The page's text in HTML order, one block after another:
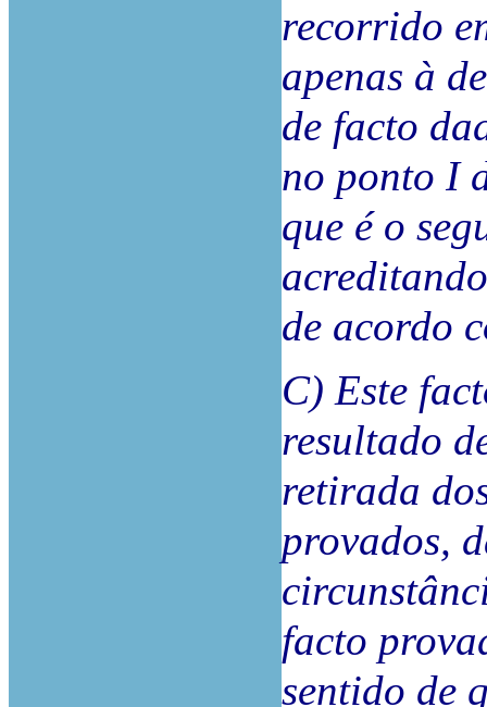
recorrido
apenas à
de facto
no ponto I
que é o
de acordo
C) Este
resultado
retirada
provados,
facto
sentido de